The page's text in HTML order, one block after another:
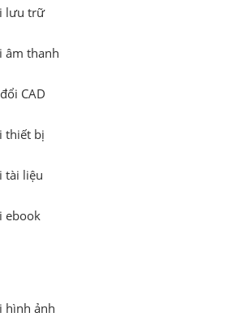
lưu trữ
âm thanh
CAD
thiết bị
tài liệu
ebook
hình ảnh